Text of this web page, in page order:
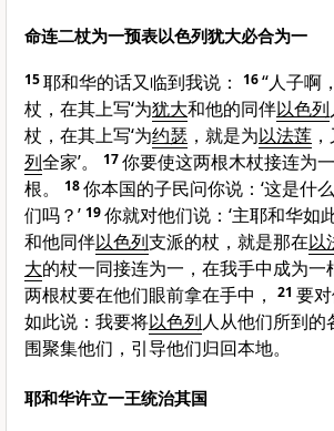
命连二杖为一预表以色列犹大必合为一
15耶和华的话又临到我说： 16“人子啊
杖，在其上写‘为犹大和他的同伴以色列
杖，在其上写‘为约瑟 ，就是为以法莲
列全家’。 17你要使这两根木杖接连为
根。
18你本国的子民问你说：‘这是什
们吗？’ 19你就对他们说：‘主耶和华如
和他同伴以色列支派的杖，就是那在以
大的杖一同接连为一，在我手中成为一
两根杖要在他们眼前拿在手中，
21 要
如此说：我要将以色列人从他们所到的
围聚集他们，引导他们归回本地。
耶和华许立一王统治其国